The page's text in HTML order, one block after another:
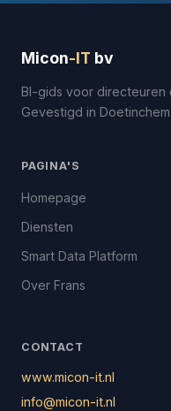
Micon-IT bv
BI-gids voor directeuren
Gevestigd in
PAGINA'S
Homepage
Diensten
Smart Data Platform
Over Frans
CONTACT
www.micon-it.nl
info@micon-it.nl